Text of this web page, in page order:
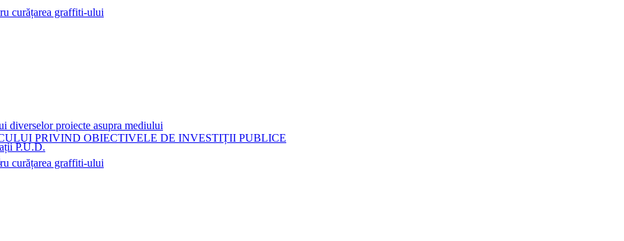
P.U.D.
curățarea graffiti-ului
diverselor proiecte asupra mediului
PRIVIND OBIECTIVELE DE INVESTIȚII PUBLICE
curățarea graffiti-ului